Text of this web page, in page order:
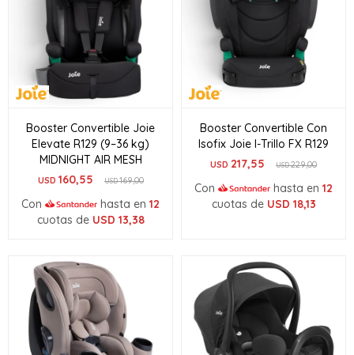
Booster Convertible Joie
Elevate R129 (9–36 kg)
MIDNIGHT AIR MESH
USD 160,55 USD169,00
Con hasta en 12
cuotas de USD 13,38
Booster Convertible Con
Isofix Joie I-Trillo FX R129
USD 217,55 USD229,00
Con hasta en 12
cuotas de USD 18,13